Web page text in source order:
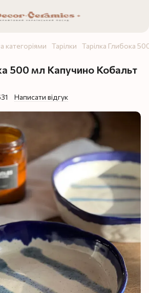
категоріями Тарілки Тарілка Глибока
500 мл Капучино Кобальт
Написати відгук